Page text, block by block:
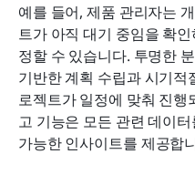
예를 들어, 제품 관리자는
트가 아직 대기 중임을 확
정할 수 있습니다. 투명한
기반한 계획 수립과 시기
로젝트가 일정에 맞춰 진
고 기능은 모든 관련 데이
가능한 인사이트를 제공합